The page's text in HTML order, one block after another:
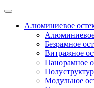
Алюминиевое
Безрамное
Витражное
Панорамное
Модульное